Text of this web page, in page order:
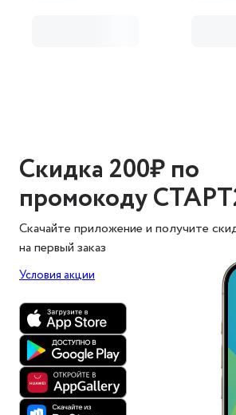
Скидка 200₽ по
промокоду
Скачайте приложение и получите
на первый заказ
Условия акции